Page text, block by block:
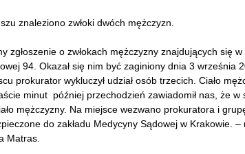
znaleziono zwłoki dwóch mężczyzn.
zgłoszenie o zwłokach mężczyzny znajdujących się
94. Okazał się nim być zaginiony dnia 3 września
prokurator wykluczył udział osób trzecich. Ciało
minut później przechodzień zawiadomił nas, że
mężczyzny. Na miejsce wezwano prokuratora i
do zakładu Medycyny Sądowej w Krakowie.
Matras.